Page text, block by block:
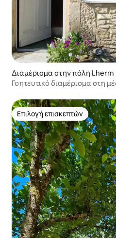
Διαμέρισμα στην πόλη Lherm
Γοητευτικό διαμέρισμα στη
Επιλογή επισκεπτών
Επιλογή επισκεπτών